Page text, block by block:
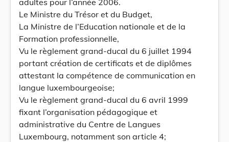
adultes pour l’année 2006.
Le Ministre du Trésor et du Budget,
La Ministre de l’Education nationale et de la
Formation professionnelle,
Vu le règlement grand-ducal du 6 juillet 1994
portant création de certificats et de diplômes
attestant la compétence de communication en
langue luxembourgeoise;
Vu le règlement grand-ducal du 6 avril 1999
fixant l’organisation pédagogique et
administrative du Centre de Langues
Luxembourg, notamment son article 4;